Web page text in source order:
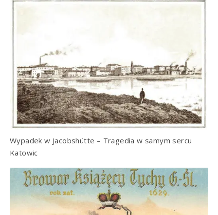
Wypadek w Jacobshütte – Tragedia w samym sercu
Katowic